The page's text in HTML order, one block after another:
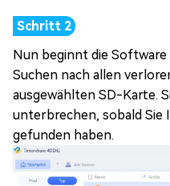
Nun beginnt die
Suchen nach allen
ausgewählten SD-Karte.
unterbrechen, sobald Sie
gefunden haben.